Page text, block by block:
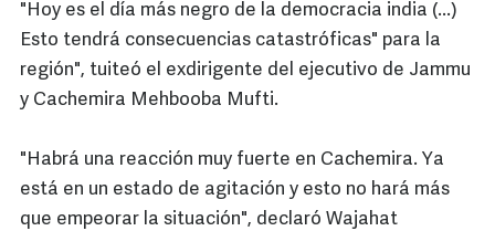
"Hoy es el día más negro de la democracia india (...)
Esto tendrá consecuencias catastróficas" para la
región", tuiteó el exdirigente del ejecutivo de Jammu
y Cachemira Mehbooba Mufti.
"Habrá una reacción muy fuerte en Cachemira. Ya
está en un estado de agitación y esto no hará más
que empeorar la situación", declaró Wajahat